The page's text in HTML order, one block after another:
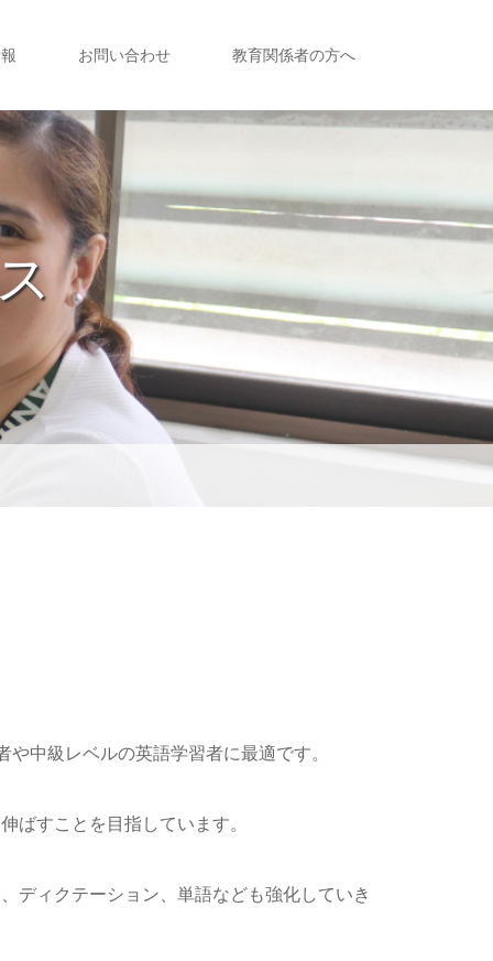
お問い合わせ 教育関係者の方へ
中級レベルの英語学習者に最適です。
ばすことを目指しています。
ディクテーション、単語なども強化していき